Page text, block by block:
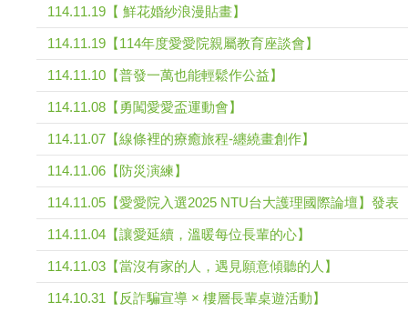
114.11.19【 鮮花婚紗浪漫貼畫】
114.11.19【114年度愛愛院親屬教育座談會】
114.11.10【普發一萬也能輕鬆作公益】
114.11.08【勇闖愛愛盃運動會】
114.11.07【線條裡的療癒旅程-纏繞畫創作】
114.11.06【防災演練】
114.11.05【愛愛院入選2025 NTU台大護理國際論壇】發表
114.11.04【讓愛延續，溫暖每位長輩的心】
114.11.03【當沒有家的人，遇見願意傾聽的人】
114.10.31【反詐騙宣導 × 樓層長輩桌遊活動】